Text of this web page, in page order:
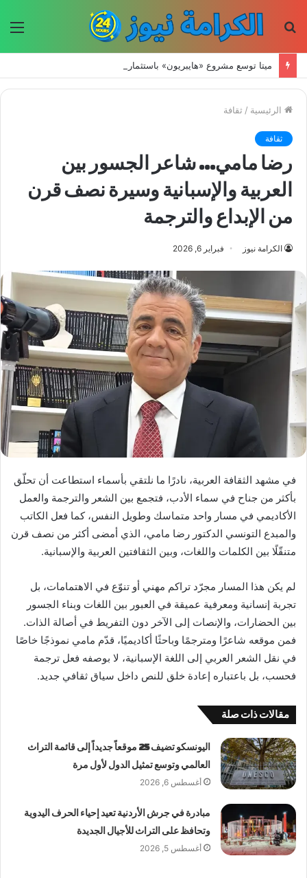
الرئيسية / ثقافة
ثقافة
رضا مامي… شاعر الجسور بين
العربية والإسبانية وسيرة نصف قرن
من الإبداع والترجمة
الكرامة نيوز فبراير 6, 2026
في مشهد الثقافة العربية، نادرًا ما نلتقي بأسماء استطاعت أن تحلّق
بأكثر من جناح في سماء الأدب، فتجمع بين الشعر والترجمة والعمل
الأكاديمي في مسار واحد متماسك وطويل النفس، كما فعل الكاتب
والمبدع التونسي الدكتور رضا مامي، الذي أمضى أكثر من نصف قرن
متنقّلًا بين الكلمات واللغات، وبين الثقافتين العربية والإسبانية.
لم يكن هذا المسار مجرّد تراكم مهني أو تنوّع في الاهتمامات، بل
تجربة إنسانية ومعرفية عميقة في العبور بين اللغات وبناء الجسور
بين الحضارات، والإنصات إلى الآخر دون التفريط في أصالة الذات.
فمن موقعه شاعرًا ومترجمًا وباحثًا أكاديميًا، قدّم مامي نموذجًا خاصًا
في نقل الشعر العربي إلى اللغة الإسبانية، لا بوصفه فعل ترجمة
فحسب، بل باعتباره إعادة خلق للنص داخل سياق ثقافي جديد.
مقالات ذات صلة
اليونسكو تضيف 25 موقعاً جديداً إلى قائمة التراث
العالمي وتوسع تمثيل الدول لأول مرة
أغسطس 6, 2026
مبادرة في جرش الأردنية تعيد إحياء الحرف اليدوية
وتحافظ على التراث للأجيال الجديدة
أغسطس 5, 2026